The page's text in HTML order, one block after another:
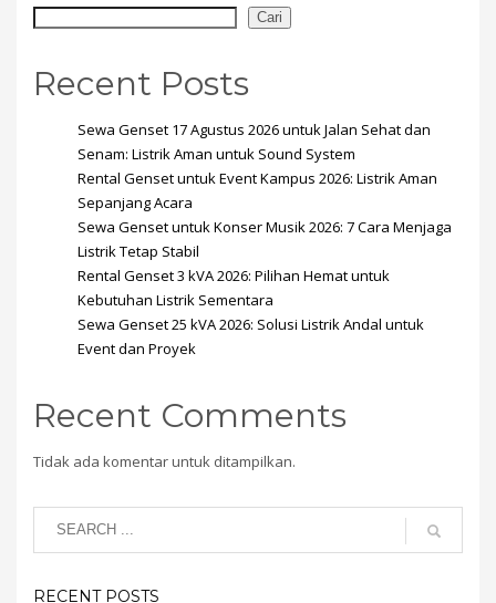
Cari
Recent Posts
Sewa Genset 17 Agustus 2026 untuk Jalan Sehat dan
Senam: Listrik Aman untuk Sound System
Rental Genset untuk Event Kampus 2026: Listrik Aman
Sepanjang Acara
Sewa Genset untuk Konser Musik 2026: 7 Cara Menjaga
Listrik Tetap Stabil
Rental Genset 3 kVA 2026: Pilihan Hemat untuk
Kebutuhan Listrik Sementara
Sewa Genset 25 kVA 2026: Solusi Listrik Andal untuk
Event dan Proyek
Recent Comments
Tidak ada komentar untuk ditampilkan.
RECENT POSTS